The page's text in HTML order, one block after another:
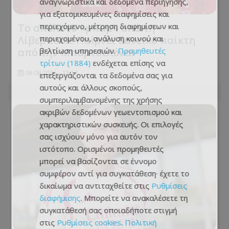
Το απόλυτο «μπαμ» από τη
Λίβερπουλ: Παίρνει δανεικό παίκτη
από την Μπαρτσελόνα!
08.08.2026 - 13:17
για εξατομικευμένες διαφημίσεις και
περιεχόμενο, μέτρηση διαφημίσεων και
περιεχομένου, ανάλυση κοινού και
βελτίωση υπηρεσιών. Προμηθευτές
τρίτων (1884) ενδέχεται επίσης να
επεξεργάζονται τα δεδομένα σας για
αυτούς και άλλους σκοπούς,
συμπεριλαμβανομένης της χρήσης
ακριβών δεδομένων γεωεντοπισμού και
χαρακτηριστικών συσκευής. Οι επιλογές
σας ισχύουν μόνο για αυτόν τον
ιστότοπο. Ορισμένοι προμηθευτές
μπορεί να βασίζονται σε έννομο
συμφέρον αντί για συγκατάθεση· έχετε το
δικαίωμα να αντιταχθείτε στις Ρυθμίσεις
διαφήμισης. Μπορείτε να ανακαλέσετε τη
συγκατάθεσή σας οποιαδήποτε στιγμή
στις Ρυθμίσεις cookies. Πολιτική